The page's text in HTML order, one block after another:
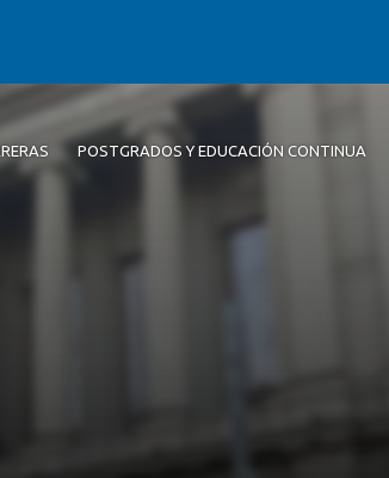
POSTGRADOS Y EDUCACIÓN CONTINUA